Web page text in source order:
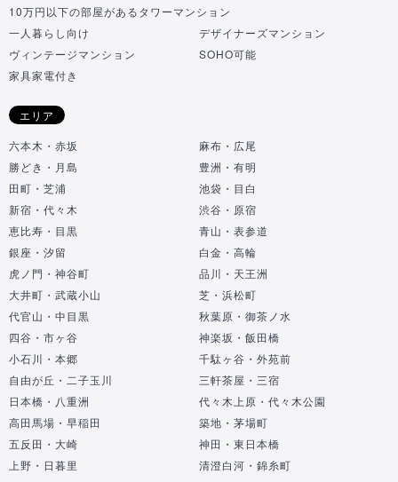
10万円以下の部屋があるタワーマンション
一人暮らし向け
デザイナーズマンション
ヴィンテージマンション
SOHO可能
家具家電付き
エリア
六本木・赤坂
麻布・広尾
勝どき・月島
豊洲・有明
田町・芝浦
池袋・目白
新宿・代々木
渋谷・原宿
恵比寿・目黒
青山・表参道
銀座・汐留
白金・高輪
虎ノ門・神谷町
品川・天王洲
大井町・武蔵小山
芝・浜松町
代官山・中目黒
秋葉原・御茶ノ水
四谷・市ヶ谷
神楽坂・飯田橋
小石川・本郷
千駄ヶ谷・外苑前
自由が丘・二子玉川
三軒茶屋・三宿
日本橋・八重洲
代々木上原・代々木公園
高田馬場・早稲田
築地・茅場町
五反田・大崎
神田・東日本橋
上野・日暮里
清澄白河・錦糸町